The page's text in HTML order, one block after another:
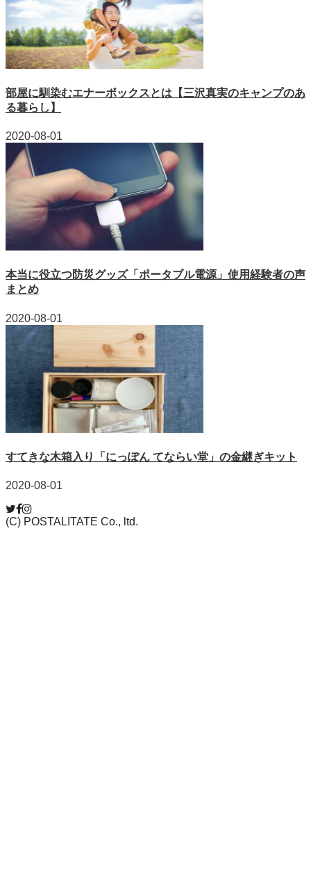
部屋に馴染むエナーボックスとは【三沢真実のキャンプのあ
る暮らし】
2020-08-01
本当に役立つ防災グッズ「ポータブル電源」使用経験者の声
まとめ
2020-08-01
すてきな木箱入り「にっぽん てならい堂」の金継ぎキット
2020-08-01
(C) POSTALITATE Co., ltd.